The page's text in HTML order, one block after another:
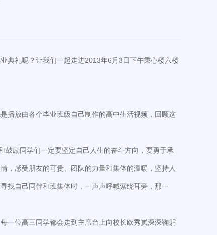
典礼呢？让我们一起走进2013年6月3日下午秉心楼六楼
播放由各个毕业班级自己制作的高中生活视频，回顾这
励同学们一定要坚定自己人生的奋斗方向，要勇于承
，感受朋友的可贵、团队的力量和集体的温暖，坚持人
找自己同伴和班集体时，一声声呼喊萦绕耳旁，那一
一位高三同学都会走到主席台上向校长欧秀岚深深鞠躬